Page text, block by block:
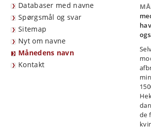
Databaser med navne
Spørgsmål og svar
Sitemap
Nyt om navne
Månedens navn
Kontakt
de